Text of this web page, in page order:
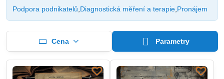
Podpora podnikatelů Diagnostická měření a terapie Pronájem
Cena Parametry